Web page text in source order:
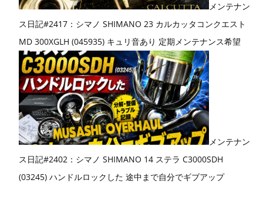
メンテナン
ス日記#2417：シマノ SHIMANO 23 カルカッタコンクエスト
MD 300XGLH (045935) キュリ音あり 定期メンテナンス希望
メンテナン
ス日記#2402：シマノ SHIMANO 14 ステラ C3000SDH
(03245) ハンドルロックした 途中まで自分でギブアップ